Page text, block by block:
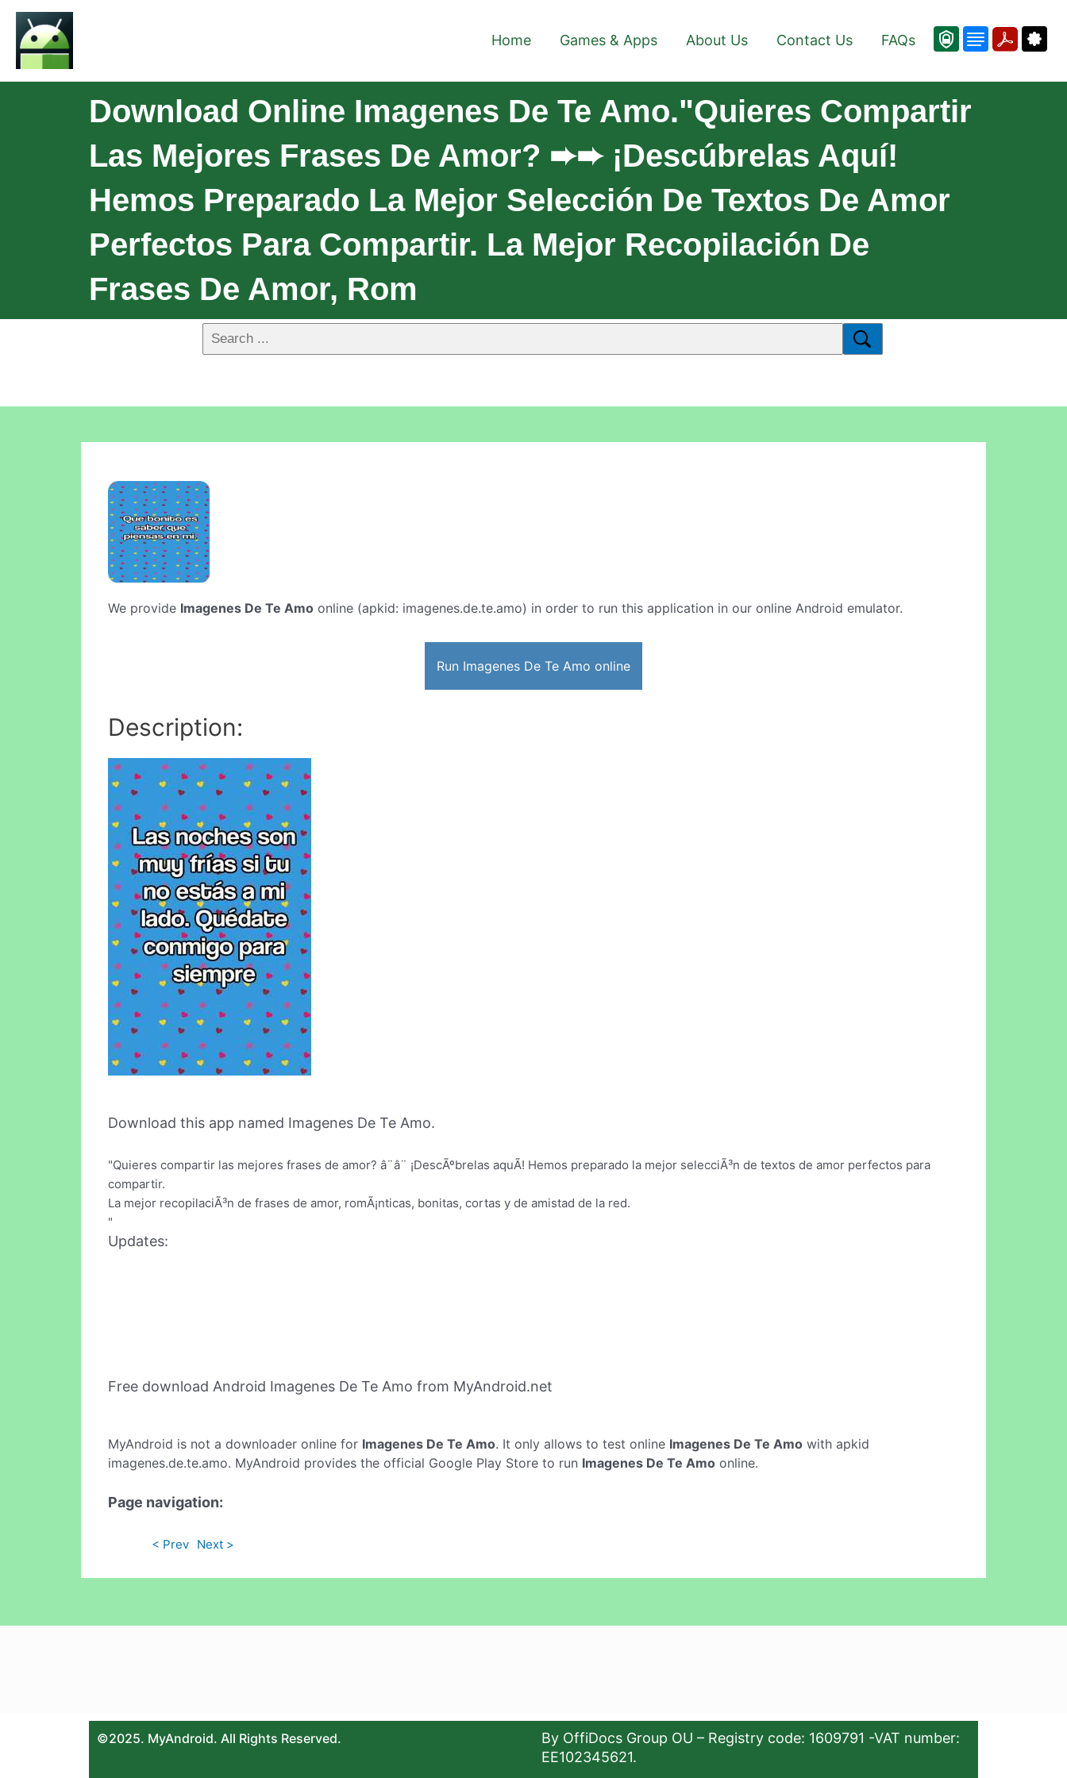
Home Games & Apps About Us Contact Us FAQs
Download Online Imagenes De Te Amo."Quieres Compartir
Las Mejores Frases De Amor? ➨➨ ¡Descúbrelas Aquí!
Hemos Preparado La Mejor Selección De Textos De Amor
Perfectos Para Compartir. La Mejor Recopilación De
Frases De Amor, Rom
We provide Imagenes De Te Amo online (apkid: imagenes.de.te.amo) in order to run this application in our online Android emulator.
Run Imagenes De Te Amo online
Description:
Download this app named Imagenes De Te Amo.
"Quieres compartir las mejores frases de amor? â¨â¨ ¡DescÃºbrelas aquÃ­! Hemos preparado la mejor selecciÃ³n de textos de amor perfectos para
compartir.
La mejor recopilaciÃ³n de frases de amor, romÃ¡nticas, bonitas, cortas y de amistad de la red.
"
Updates:
Free download Android Imagenes De Te Amo from MyAndroid.net
MyAndroid is not a downloader online for Imagenes De Te Amo. It only allows to test online Imagenes De Te Amo with apkid
imagenes.de.te.amo. MyAndroid provides the official Google Play Store to run Imagenes De Te Amo online.
Page navigation:
< Prev Next >
©2025. MyAndroid. All Rights Reserved.
By OffiDocs Group OU – Registry code: 1609791 -VAT number:
EE102345621.